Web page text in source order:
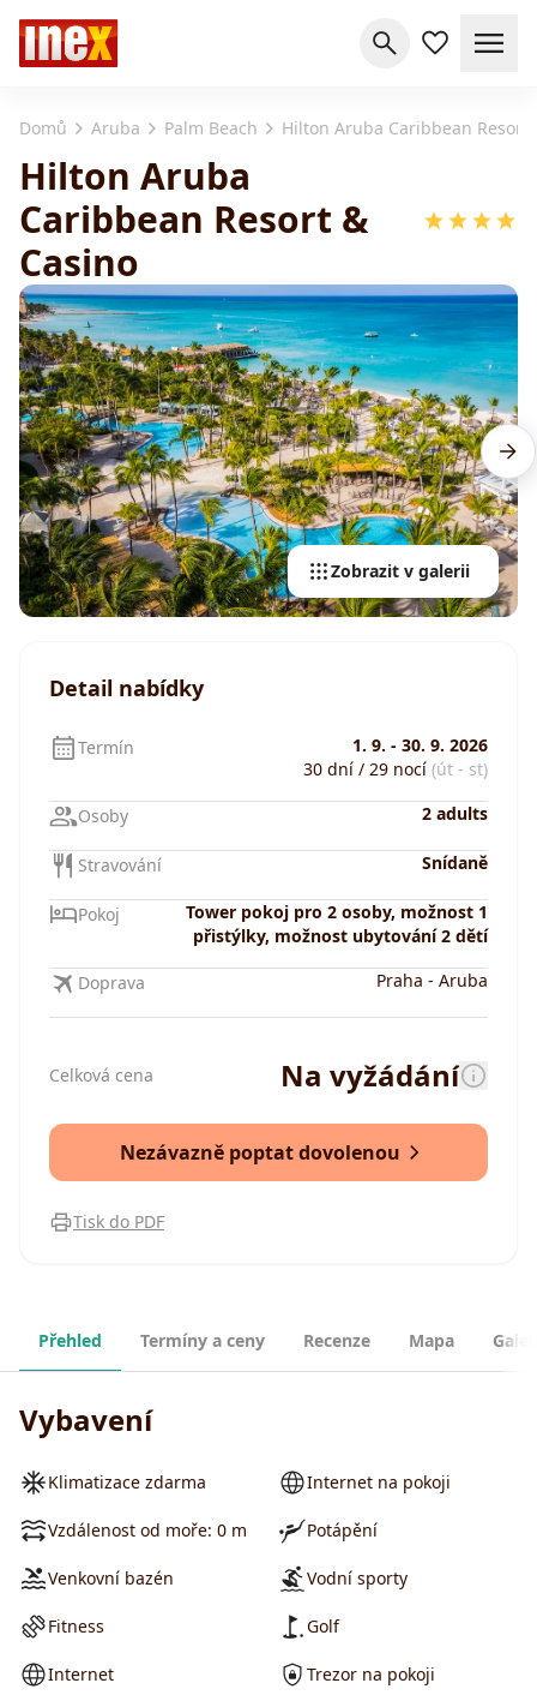
Domů Aruba Palm Beach Hilton Aruba Caribbean Resort
Hilton Aruba
Caribbean Resort &
Casino
Zobrazit v galerii
Detail nabídky
Termín 1. 9. - 30. 9. 2026
30 dní / 29 nocí (út - st)
Osoby 2 adults
Stravování Snídaně
Pokoj
Tower pokoj pro 2 osoby, možnost 1
přistýlky, možnost ubytování 2 dětí
Doprava Praha - Aruba
Celková cena Na vyžádání
Nezávazně poptat dovolenou
Tisk do PDF
Přehled Termíny a ceny Recenze Mapa
Vybavení
Klimatizace zdarma
Vzdálenost od moře: 0 m
Venkovní bazén
Fitness
Internet
Internet na pokoji
Potápění
Vodní sporty
Golf
Trezor na pokoji